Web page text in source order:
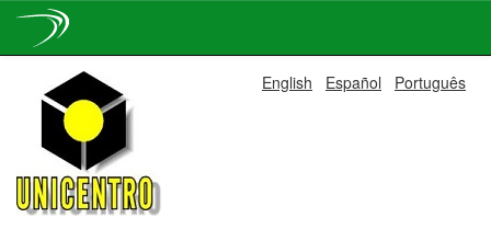
navigation
English Español Português